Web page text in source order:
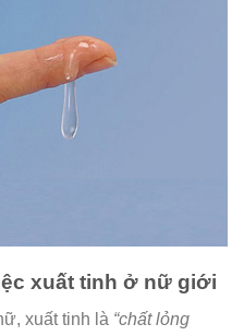
xuất tinh ở nữ giới
xuất tinh là “chất lỏng